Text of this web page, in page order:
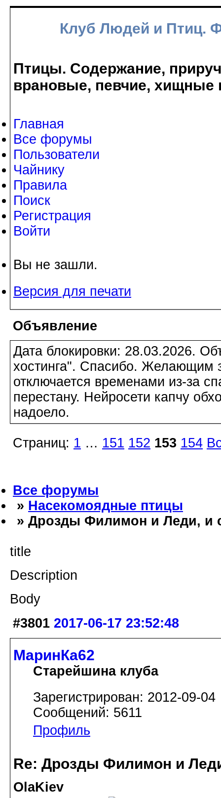
Клуб Людей и Птиц.
Птицы. Содержание,
врановые, певчие, хищные
Главная
Все форумы
Пользователи
Чайнику
Правила
Поиск
Регистрация
Войти
Вы не зашли.
Версия для печати
Объявление
Дата блокировки: 28.03.2026.
хостинга". Спасибо. Желающим
отключается временами из-за
перестану. Нейросети капчу
надоело.
Страниц: 1 … 151 152 153 154
Все форумы
» Насекомоядные птицы
» Дрозды Филимон и Леди, и
title
Description
Body
#3801 2017-06-17 23:52:48
МаринКа62
Старейшина клуба
Зарегистрирован: 2012-09-04
Сообщений: 5611
Профиль
Re: Дрозды Филимон и
OlaKiev